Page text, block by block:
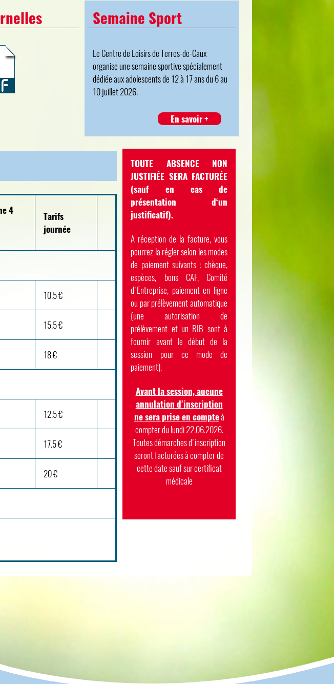
Semaine Sport
Le Centre de Loisirs de Terres-de-Caux
organise une semaine sportive spécialement
dédiée aux adolescents de 12 à 17 ans du 6 au
10 juillet 2026.
En savoir +
4
Tarifs
journée
10.5 €
15.5 €
18 €
12.5 €
17.5 €
20 €
TOUTE ABSENCE NON
JUSTIFIÉE SERA FACTURÉE
(sauf en cas de
présentation d‘un
justificatif).
A réception de la facture, vous
pourrez la régler selon les modes
de paiement suivants ; chèque,
espèces, bons CAF, Comité
d'Entreprise, paiement en ligne
ou par prélèvement automatique
(une autorisation de
prélèvement et un RIB sont à
fournir avant le début de la
session pour ce mode de
paiement).
Avant la session, aucune
annulation d'inscription
ne sera prise en compteà
compter du lundi 22.06.2026.
Toutes démarches d'inscription
seront facturées à compter de
cette date sauf sur certificat
médicale